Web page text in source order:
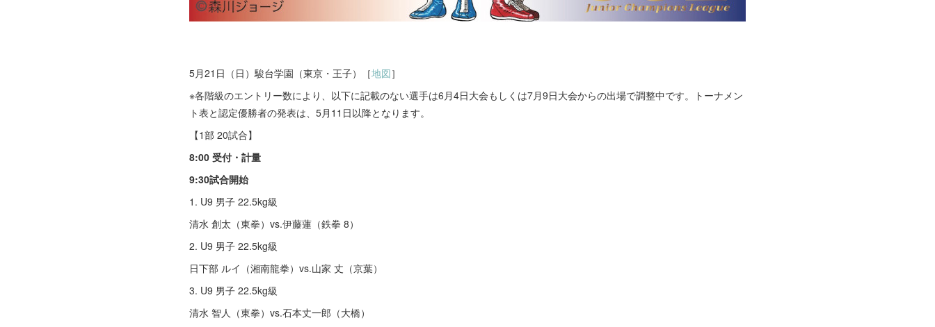
5⽉21⽇（⽇）駿台学園（東京・王子）［地図］
※各階級のエントリー数により、以下に記載のない選手は6月4日大会もしくは7月9日大会からの出場で調整中です。トーナメン
ト表と認定優勝者の発表は、5月11日以降となります。
【1部 20試合】
8:00 受付・計量
9:30試合開始
1. U9 男子 22.5kg級
清⽔ 創太（東拳）vs.伊藤蓮（鉄拳 8）
2. U9 男子 22.5kg級
⽇下部 ルイ（湘南⿓拳）vs.⼭家 丈（京葉）
3. U9 男子 22.5kg級
清⽔ 智⼈（東拳）vs.⽯本丈⼀郎（大橋）